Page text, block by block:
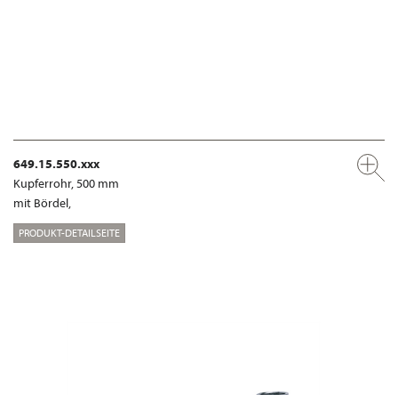
649.15.550.xxx
Kupferrohr, 500 mm
mit Bördel,
PRODUKT-DETAILSEITE